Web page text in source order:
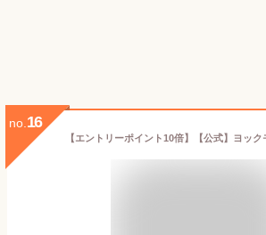
no. 16